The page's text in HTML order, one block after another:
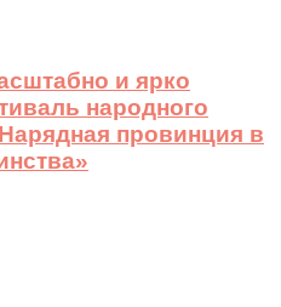
и ярко
народного
провинция в